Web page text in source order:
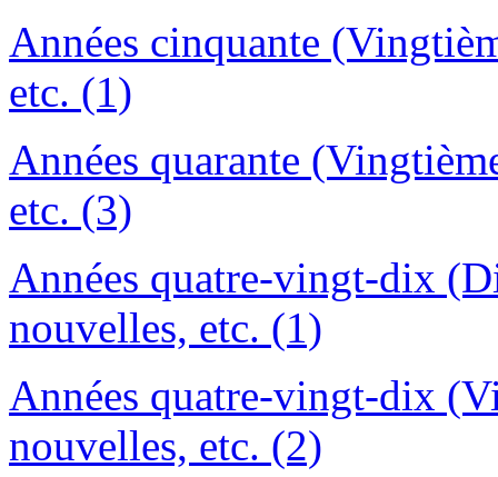
Années cinquante
etc. (1)
Années quarante
etc. (3)
Années quatre-vingt-dix
nouvelles, etc. (1)
Années quatre-vingt-dix
nouvelles, etc. (2)